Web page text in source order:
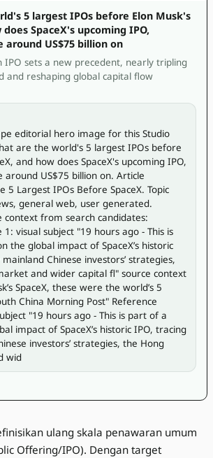
5 largest IPOs before Elon Musk's
SpaceX's upcoming IPO,
around US$75 billion on
IPO sets a new precedent, nearly tripling
and reshaping global capital flow
editorial hero image for this Studio
are the world's 5 largest IPOs before
and how does SpaceX's upcoming IPO,
around US$75 billion on. Article
5 Largest IPOs Before SpaceX. Topic
general web, user generated.
context from search candidates:
visual subject "19 hours ago - This is
the global impact of SpaceX’s historic
Chinese investors’ strategies,
and wider capital fl" source context
SpaceX, these were the world’s 5
China Morning Post" Reference
"19 hours ago - This is part of a
impact of SpaceX’s historic IPO, tracing
investors’ strategies, the Hong
wid
ulang skala penawaran umum
Offering/IPO). Dengan target